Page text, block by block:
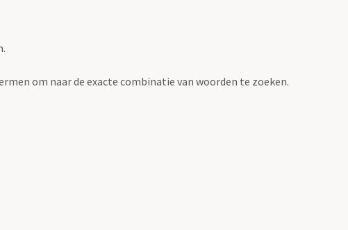
om naar de exacte combinatie van woorden te zoeken.